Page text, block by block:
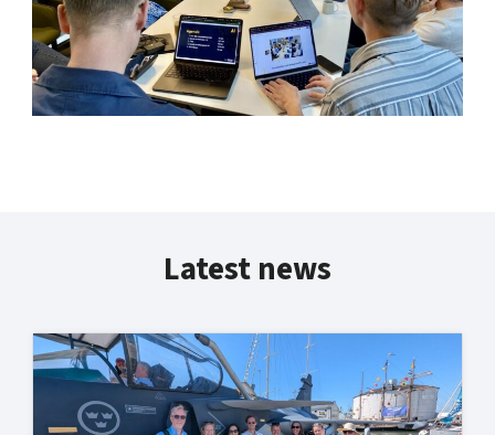
Latest news